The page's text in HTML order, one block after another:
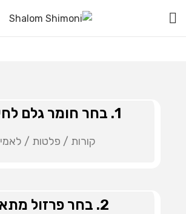
1. בחר חומר גלם לחיתוך
קורות / פלטות / לאמי
2. בחר פרזול מתאים